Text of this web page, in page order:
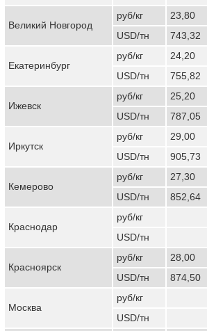
Великий Новгород
руб/кг
23,80
USD/тн
743,32
Екатеринбург
руб/кг 24,20
USD/тн
755,82
Ижевск
руб/кг 25,20
USD/тн
787,05
Иркутск
руб/кг 29,00
USD/тн
905,73
Кемерово
руб/кг 27,30
USD/тн
852,64
Краснодар
руб/кг
USD/тн
Красноярск
руб/кг 28,00
USD/тн
874,50
Москва
руб/кг
USD/тн